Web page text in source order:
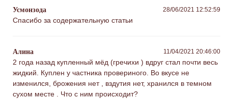
Усмонзода 28/06/2021 12:52:59
Спасибо за содержательную статьи
Алина 11/04/2021 20:46:00
2 года назад купленный мёд (гречихи ) вдруг стал почти весь
жидкий. Куплен у частника провериного. Во вкусе не
изменился, брожения нет , вздутия нет, хранился в темном
сухом месте . Что с ним происходит?